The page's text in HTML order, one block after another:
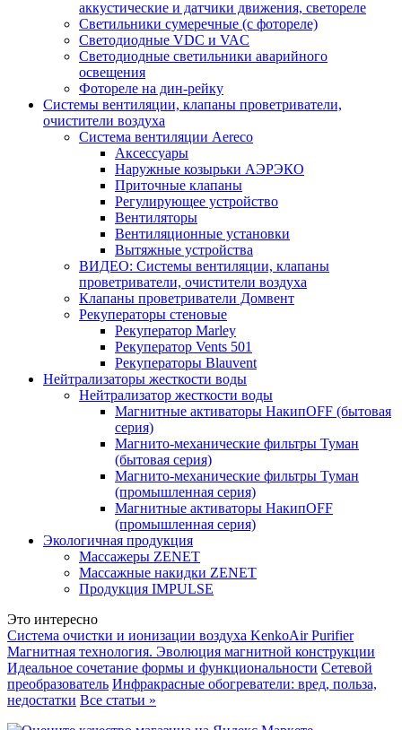
аккустические и датчики движения, светореле
Светильники сумеречные (с фотореле)
Светодиодные VDC и VAC
Светодиодные светильники аварийного
освещения
Фотореле на дин-рейку
Системы вентиляции, клапаны проветриватели,
очистители воздуха
Система вентиляции Aereco
Аксессуары
Наружные козырьки АЭРЭКО
Приточные клапаны
Регулирующее устройство
Вентиляторы
Вентиляционные установки
Вытяжные устройства
ВИДЕО: Системы вентиляции, клапаны
проветриватели, очистители воздуха
Клапаны проветриватели Домвент
Рекуператоры стеновые
Рекуператор Marley
Рекуператор Vents 501
Рекуператоры Blauvent
Нейтрализаторы жесткости воды
Нейтрализатор жесткости воды
Магнитные активаторы НакипOFF (бытовая
серия)
Магнито-механические фильтры Туман
(бытовая серия)
Магнито-механические фильтры Туман
(промышленная серия)
Магнитные активаторы НакипOFF
(промышленная серия)
Экологичная продукция
Массажеры ZENET
Массажные накидки ZENET
Продукция IMPULSE
Это интересно
Система очистки и ионизации воздуха KenkoAir Purifier
Магнитная технология. Эволюция магнитной конструкции
Идеальное сочетание формы и функциональности Сетевой
преобразователь Инфракрасные обогреватели: вред, польза,
недостатки Все статьи »